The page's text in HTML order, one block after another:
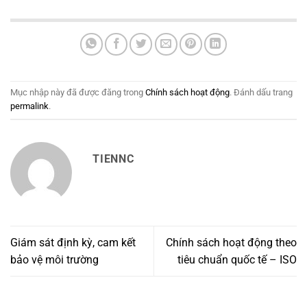
Mục nhập này đã được đăng trong Chính sách hoạt động. Đánh dấu trang
permalink.
TIENNC
Giám sát định kỳ, cam kết
bảo vệ môi trường
Chính sách hoạt động theo
tiêu chuẩn quốc tế – ISO